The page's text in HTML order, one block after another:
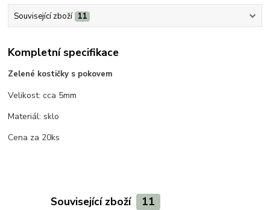
Související zboží 11
Kompletní specifikace
Zelené kostičky s pokovem
Velikost: cca 5mm
Materiál: sklo
Cena za 20ks
Související zboží 11